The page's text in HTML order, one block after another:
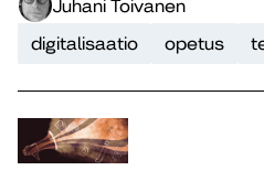
Juhani Toivanen
digitalisaatio
opetus